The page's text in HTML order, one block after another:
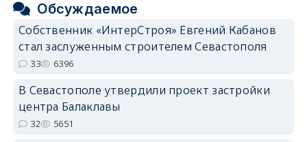
Обсуждаемое
Собственник «ИнтерСтроя» Евгений Кабанов
стал заслуженным строителем Севастополя
33 6396
В Севастополе утвердили проект застройки
центра Балаклавы
32 5651